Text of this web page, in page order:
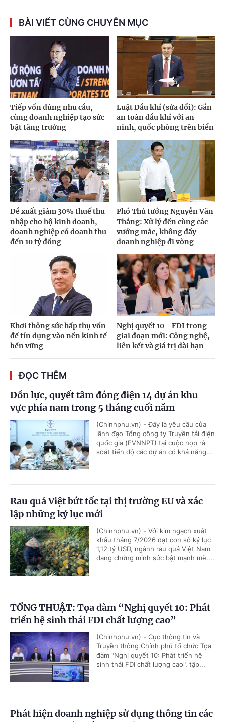
BÀI VIẾT CÙNG CHUYÊN MỤC
Tiếp vốn đúng nhu cầu,
cùng doanh nghiệp tạo sức
bật tăng trưởng
Luật Dầu khí (sửa đổi): Gắn
an toàn dầu khí với an
ninh, quốc phòng trên biển
Đề xuất giảm 30% thuế thu
nhập cho hộ kinh doanh,
doanh nghiệp có doanh thu
đến 10 tỷ đồng
Phó Thủ tướng Nguyễn Văn
Thắng: Xử lý đến cùng các
vướng mắc, không đẩy
doanh nghiệp đi vòng
Khơi thông sức hấp thụ vốn
để tín dụng vào nền kinh tế
bền vững
Nghị quyết 10 - FDI trong
giai đoạn mới: Công nghệ,
liên kết và giá trị dài hạn
ĐỌC THÊM
Dồn lực, quyết tâm đóng điện 14 dự án khu
vực phía nam trong 5 tháng cuối năm
(Chinhphu.vn) - Đây là yêu cầu của
lãnh đạo Tổng công ty Truyền tải điện
quốc gia (EVNNPT) tại cuộc họp rà
soát tiến độ các dự án có khả năng...
Rau quả Việt bứt tốc tại thị trường EU và xác
lập những kỷ lục mới
(Chinhphu.vn) - Với kim ngạch xuất
khẩu tháng 7/2026 đạt con số kỷ lục
1,12 tỷ USD, ngành rau quả Việt Nam
đang chứng minh sức bật mạnh mẽ....
TỔNG THUẬT: Tọa đàm “Nghị quyết 10: Phát
triển hệ sinh thái FDI chất lượng cao”
(Chinhphu.vn) - Cục thông tin và
Truyền thông Chính phủ tổ chức Tọa
đàm "Nghị quyết 10: Phát triển hệ
sinh thái FDI chất lượng cao", tập...
Phát hiện doanh nghiệp sử dụng thông tin các